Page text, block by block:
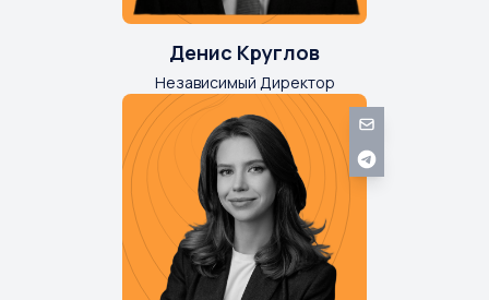
Денис Круглов
Независимый Директор